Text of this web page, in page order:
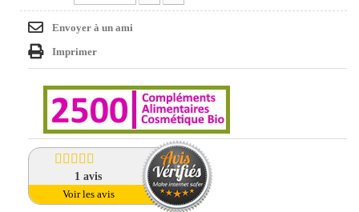
Envoyer à un ami
Imprimer
1avis
Voir les avis